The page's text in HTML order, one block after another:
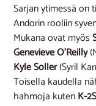
Sarjan ytimessä on
Andorin rooliin
Mukana ovat myös
Genevieve O’Reilly
Kyle Soller(Syril
Toisella kaudella
hahmoja kutenK-